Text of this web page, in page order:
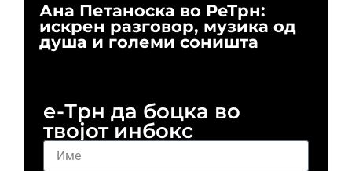
Ана Петаноска во РеТрн:
искрен разговор, музика од
душа и големи соништа
е-Трн да боцка во
твојот инбокс